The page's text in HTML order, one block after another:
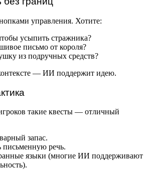
управления. Хотите:
усыпить стражника?
письмо от короля?
из подручных средств?
— ИИ поддержит идею.
такие квесты — отличный
запас.
письменную речь.
языки (многие ИИ поддерживают